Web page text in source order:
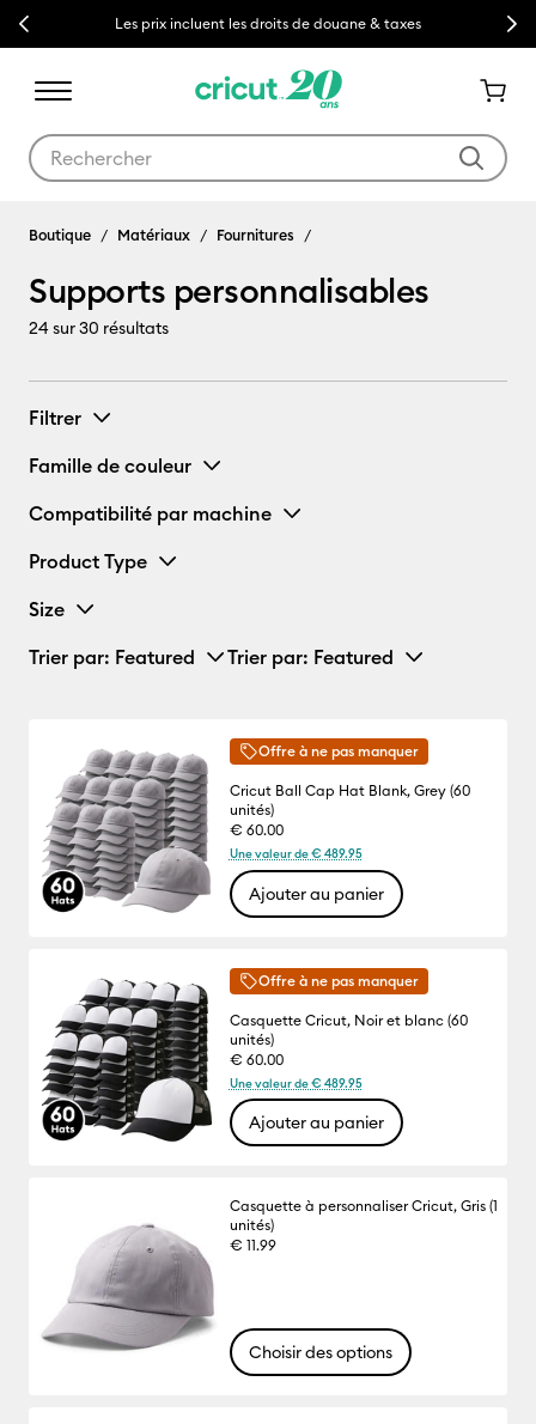
Previous Les prix incluent les droits de douane & taxes Next
Boutique Matériaux Fournitures
Supports personnalisables
24sur 30 résultats
Filtrer
Famille de couleur
Compatibilité par machine
Product Type
Size
Trier par: Featured Trier par: Featured
Offre à ne pas manquer
Cricut Ball Cap Hat Blank, Grey (60
unités)
€ 60.00
Une valeur de € 489.95
Ajouter au panier
Offre à ne pas manquer
Casquette Cricut, Noir et blanc (60
unités)
€ 60.00
Une valeur de € 489.95
Ajouter au panier
Casquette à personnaliser Cricut, Gris (1
unités)
€ 11.99
Choisir des options